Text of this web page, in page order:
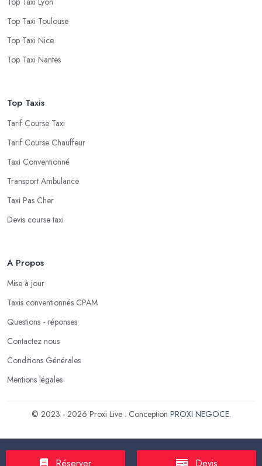
Top Taxi Toulouse
Top Taxi Nice
Top Taxi Nantes
Top Taxis
Tarif Course Taxi
Tarif Course Chauffeur
Taxi Conventionné
Transport Ambulance
Taxi Pas Cher
Devis course taxi
A Propos
Mise à jour
Taxis conventionnés CPAM
Questions - réponses
Contactez nous
Conditions Générales
Mentions légales
© 2023 - 2026 Proxi Live . Conception PROXI NEGOCE.